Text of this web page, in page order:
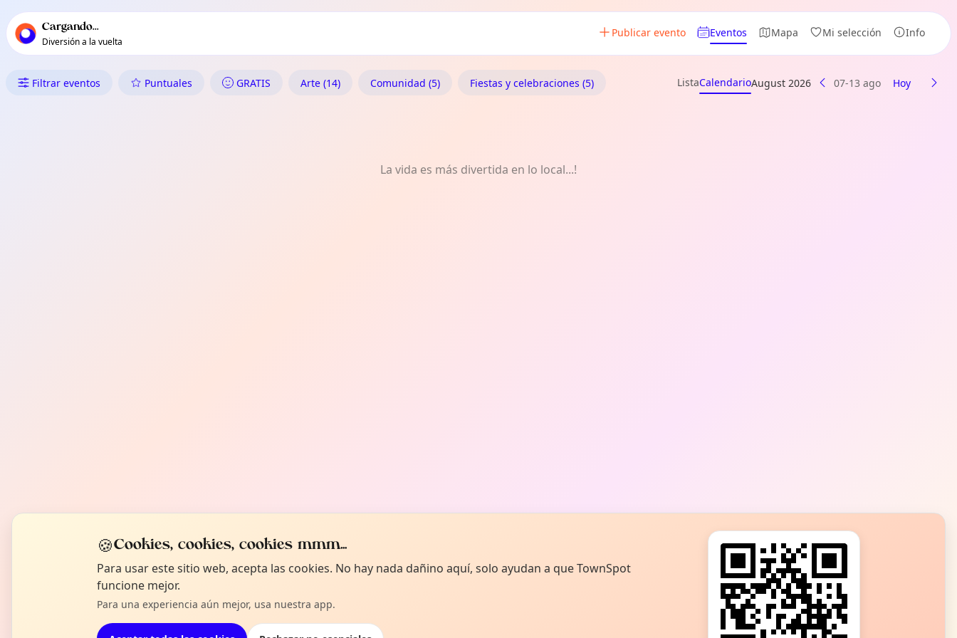
de eventos locales de TownSpot
Cargando...
Diversión a la vuelta
Publicar evento Eventos Mapa Mi selección Info
Qué Hacer en Bruntsfield
Filtrar eventos Puntuales GRATIS Arte (14) Comunidad (5) Fiestas y celebraciones (5) ListaCalendarioAugust 2026 07-13 ago Hoy
La vida es más divertida en lo local...!
🍪Cookies, cookies, cookies mmm...
Para usar este sitio web, acepta las cookies. No hay nada dañino aquí, solo ayudan a que TownSpot
funcione mejor.
Para una experiencia aún mejor, usa nuestra app.